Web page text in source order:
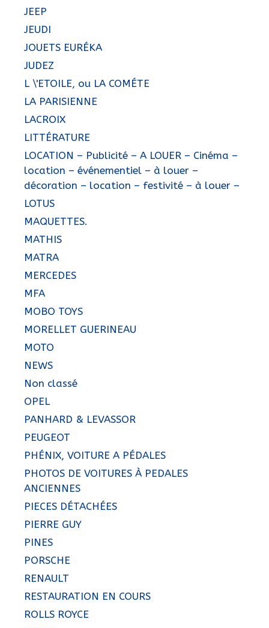
JEEP
JEUDI
JOUETS EURÉKA
JUDEZ
L \'ETOILE, ou LA COMÉTE
LA PARISIENNE
LACROIX
LITTÉRATURE
LOCATION – Publicité – A LOUER – Cinéma –
location – événementiel – à louer –
décoration – location – festivité – à louer –
LOTUS
MAQUETTES.
MATHIS
MATRA
MERCEDES
MFA
MOBO TOYS
MORELLET GUERINEAU
MOTO
NEWS
Non classé
OPEL
PANHARD & LEVASSOR
PEUGEOT
PHÉNIX, VOITURE A PÉDALES
PHOTOS DE VOITURES À PEDALES
ANCIENNES
PIECES DÉTACHÉES
PIERRE GUY
PINES
PORSCHE
RENAULT
RESTAURATION EN COURS
ROLLS ROYCE